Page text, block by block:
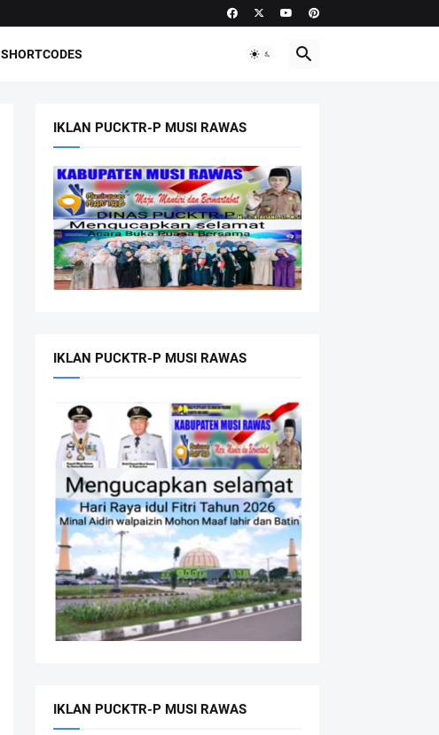
SHORTCODES
IKLAN PUCKTR-P MUSI RAWAS
IKLAN PUCKTR-P MUSI RAWAS
IKLAN PUCKTR-P MUSI RAWAS